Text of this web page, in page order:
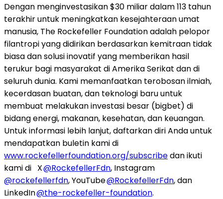
Dengan menginvestasikan $30 miliar dalam 113 tahun
terakhir untuk meningkatkan kesejahteraan umat
manusia, The Rockefeller Foundation adalah pelopor
filantropi yang didirikan berdasarkan kemitraan tidak
biasa dan solusi inovatif yang memberikan hasil
terukur bagi masyarakat di Amerika Serikat dan di
seluruh dunia. Kami memanfaatkan terobosan ilmiah,
kecerdasan buatan, dan teknologi baru untuk
membuat melakukan investasi besar (bigbet) di
bidang energi, makanan, kesehatan, dan keuangan.
Untuk informasi lebih lanjut, daftarkan diri Anda untuk
mendapatkan buletin kami di
www.rockefellerfoundation.org/subscribedan ikuti
kami di X@RockefellerFdn, Instagram
@rockefellerfdn, YouTube@RockefellerFdn, dan
LinkedIn@the-rockefeller-foundation.